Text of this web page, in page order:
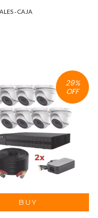
Integrado /
- CAJA
29%
OFF